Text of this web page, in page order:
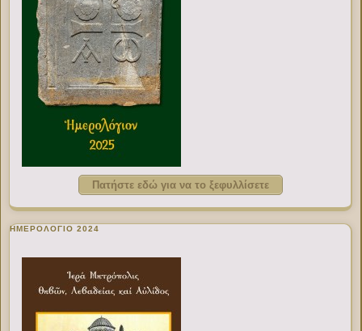
Πατήστε εδώ για να το ξεφυλλίσετε
ΗΜΕΡΟΛΟΓΙΟ 2024